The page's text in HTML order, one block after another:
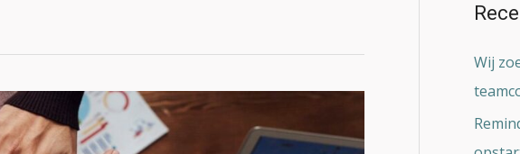
k
n
a
Wij